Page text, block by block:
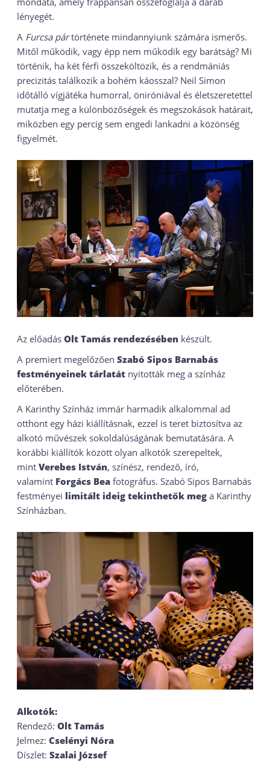
lényegét.
A Furcsa pártörténete mindannyiunk számára ismerős.
Mitől működik, vagy épp nem működik egy barátság? Mi
történik, ha két férfi összeköltözik, és a rendmániás
precizitás találkozik a bohém káosszal? Neil Simon
időtálló vígjátéka humorral, öniróniával és életszeretettel
mutatja meg a különbözőségek és megszokások határait,
miközben egy percig sem engedi lankadni a közönség
figyelmét.
Az előadás Olt Tamás rendezésében készült.
A premiert megelőzően Szabó Sipos Barnabás
festményeinek tárlatát nyitották meg a színház
előterében.
A Karinthy Színház immár harmadik alkalommal ad
otthont egy házi kiállításnak, ezzel is teret biztosítva az
alkotó művészek sokoldalúságának bemutatására. A
korábbi kiállítók között olyan alkotók szerepeltek,
mint Verebes István, színész, rendező, író,
valamint Forgács Bea fotográfus. Szabó Sipos Barnabás
festményei limitált ideig tekinthetők meg a Karinthy
Színházban.
Alkotók:
Rendező: Olt Tamás
Jelmez: Cselényi Nóra
Díszlet: Szalai József